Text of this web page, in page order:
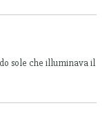
sole che illuminava il